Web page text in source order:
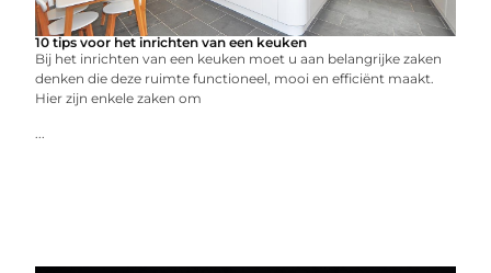
10 tips voor het inrichten van een keuken
Bij het inrichten van een keuken moet u aan belangrijke zaken
denken die deze ruimte functioneel, mooi en efficiënt maakt.
Hier zijn enkele zaken om
...